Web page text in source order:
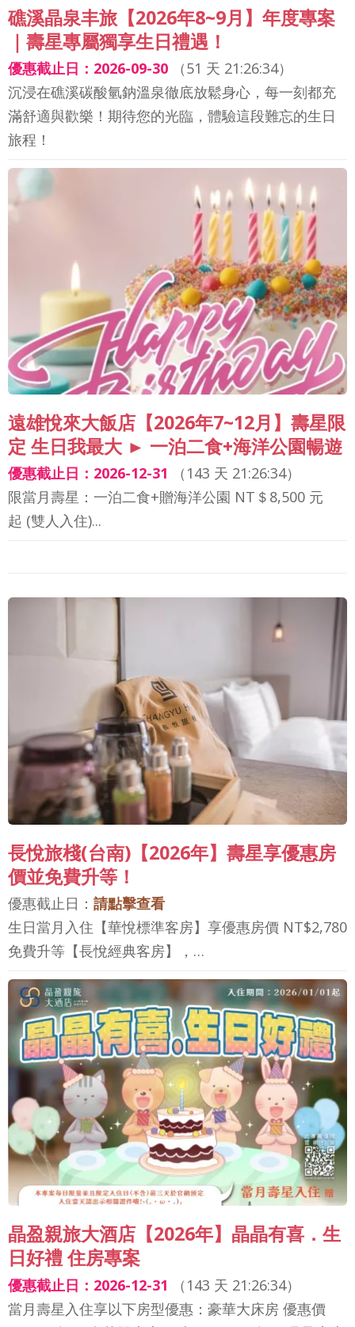
礁溪晶泉丰旅【2026年8~9月】年度專案
｜壽星專屬獨享生日禮遇！
優惠截止日：2026-09-30（51 天 21:26:32）
沉浸在礁溪碳酸氫鈉溫泉徹底放鬆身心，每一刻都充
滿舒適與歡樂！期待您的光臨，體驗這段難忘的生日
旅程！
遠雄悅來大飯店【2026年7~12月】壽星限
定 生日我最大 ► 一泊二食+海洋公園暢遊
優惠截止日：2026-12-31 （ 143 天 21:26:32）
限當月壽星：一泊二食+贈海洋公園 NT＄8,500 元
起 (雙人入住)...
長悅旅棧(台南)【2026年】壽星享優惠房
價並免費升等！
優惠截止日： 請點擊查看
生日當月入住【華悅標準客房】享優惠房價 NT$2,780
免費升等【長悅經典客房】，…
晶盈親旅大酒店【2026年】晶晶有喜．生
日好禮 住房專案
優惠截止日：2026-12-31 （ 143 天 21:26:32）
當月壽星入住享以下房型優惠：豪華大床房 優惠價